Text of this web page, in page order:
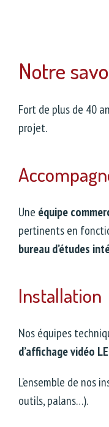
Notre
Fort de plus de 40
projet.
Une équipe
pertinents en
bureau d’études
Installation
Nos équipes
d’affichage vidéo
L’ensemble de nos
outils, palans…).